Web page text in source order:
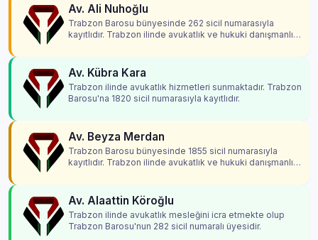
Av. Ali Nuhoğlu
Trabzon Barosu bünyesinde 262 sicil numarasıyla
kayıtlıdır. Trabzon ilinde avukatlık ve hukuki danışmanlık
Av. Kübra Kara
Trabzon ilinde avukatlık hizmetleri sunmaktadır. Trabzon
Barosu'na 1820 sicil numarasıyla kayıtlıdır.
Av. Beyza Merdan
Trabzon Barosu bünyesinde 1855 sicil numarasıyla
kayıtlıdır. Trabzon ilinde avukatlık ve hukuki danışmanlık
Av. Alaattin Köroğlu
Trabzon ilinde avukatlık mesleğini icra etmekte olup
Trabzon Barosu'nun 282 sicil numaralı üyesidir.